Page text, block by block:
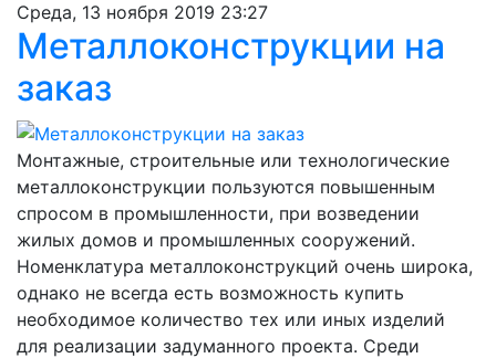
Среда, 13 ноября 2019 23:27
Металлоконструкции на
заказ
Монтажные, строительные или технологические
металлоконструкции пользуются повышенным
спросом в промышленности, при возведении
жилых домов и промышленных сооружений.
Номенклатура металлоконструкций очень широка,
однако не всегда есть возможность купить
необходимое количество тех или иных изделий
для реализации задуманного проекта. Среди